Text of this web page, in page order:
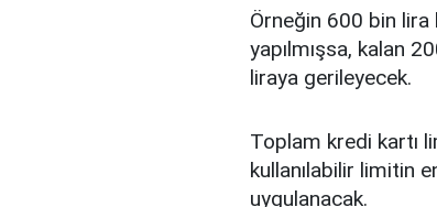
Örneğin 600 bin
yapılmışsa, kalan
liraya gerileyecek.
Toplam kredi kartı
kullanılabilir limitin
uygulanacak.